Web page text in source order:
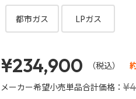
都市ガス LPガス
¥234,900 （税込）
メーカー希望小売単品合計価格：